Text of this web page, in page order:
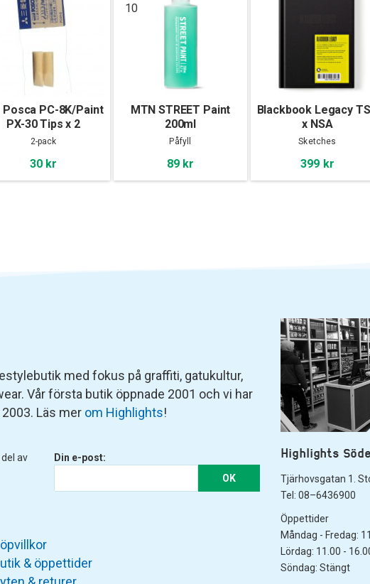
Posca PC-8K/Paint
PX-30 Tips x 2
2-pack
30 kr
10
MTN STREET Paint
200ml
Påfyll
89 kr
Blackbook Legacy
x NSA
Sketches
399 kr
med fokus på graffiti, gatukultur,
Vår första butik öppnade 2001 och vi har
Läs mer om Highlights!
av
Din e-post:
OK
Highlights
Tjärhovsgatan 1.
Tel: 08–6436900
Öppettider
Måndag - Fredag:
Lördag: 11.00 -
Söndag: Stängt
& öppettider